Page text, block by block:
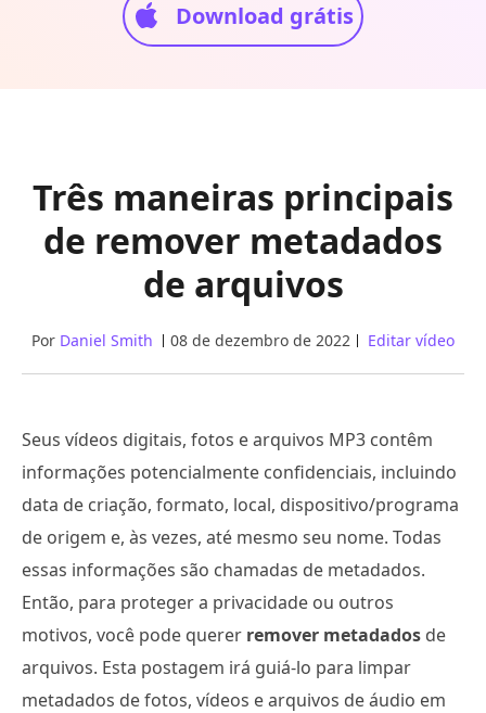
Download grátis
Três maneiras principais
de remover metadados
de arquivos
Por Daniel Smith 08 de dezembro de 2022 Editar vídeo
Seus vídeos digitais, fotos e arquivos MP3 contêm
informações potencialmente confidenciais, incluindo
data de criação, formato, local, dispositivo/programa
de origem e, às vezes, até mesmo seu nome. Todas
essas informações são chamadas de metadados.
Então, para proteger a privacidade ou outros
motivos, você pode querer remover metadados de
arquivos. Esta postagem irá guiá-lo para limpar
metadados de fotos, vídeos e arquivos de áudio em